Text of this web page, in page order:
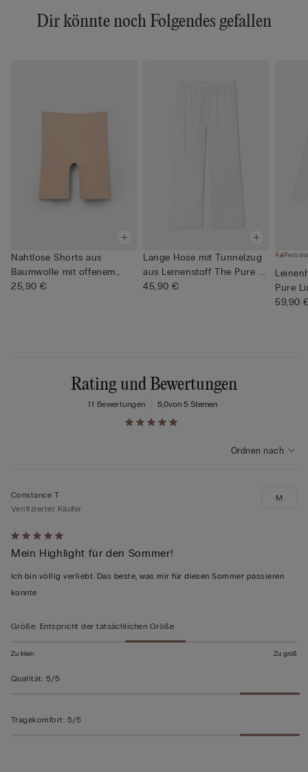
Dir könnte noch Folgendes gefallen
Nahtlose Shorts aus
Baumwolle mit offenem
Saum
25,90 €
Lange Hose mit Tunnelzug
aus Leinenstoff The Pure ...
45,90 €
Pure
59,90
Rating und Bewertungen
5,0von 5 Sternen
11 Bewertungen
Ordnen nach
Mit
5
von
5
Constance T
Verifizierter Käufer
Mein Highlight für den Sommer!
Ich bin völlig verliebt. Das beste, was mir für diesen Sommer passieren
konnte
M
Größe: Entspricht der tatsächlichen Größe
Zu klein Zu groß
Qualität: 5/5
Tragekomfort: 5/5